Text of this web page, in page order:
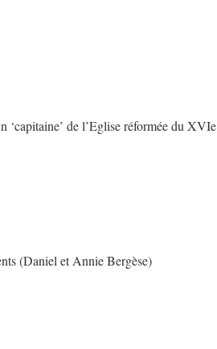
de l’Eglise réformée du XVIe
(Daniel et Annie Bergèse)